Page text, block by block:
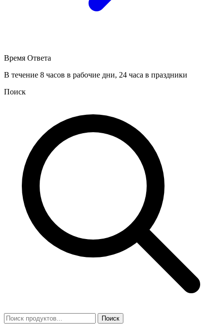
Время Ответа
В течение 8 часов в рабочие дни, 24 часа в праздники
Поиск
Поиск